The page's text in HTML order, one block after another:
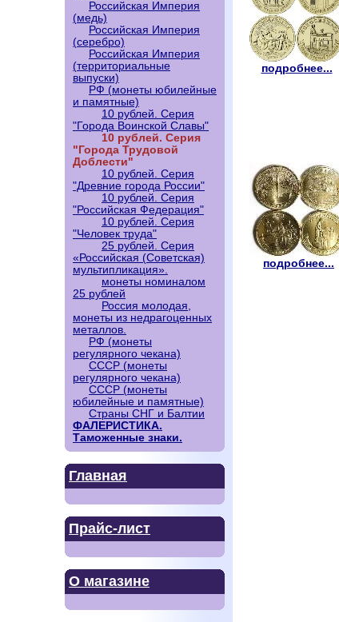
Российская Империя
(медь)
Российская Империя
(серебро)
Российская Империя
(территориальные
выпуски)
РФ (монеты юбилейные
и памятные)
10 рублей. Серия
"Города Воинской Славы"
10 рублей. Серия
"Города Трудовой
Доблести"
10 рублей. Серия
"Древние города России"
10 рублей. Серия
"Российская Федерация"
10 рублей. Серия
"Человек труда"
25 рублей. Серия
«Российская (Советская)
мультипликация».
монеты номиналом
25 рублей
Россия молодая,
монеты из недрагоценных
металлов.
РФ (монеты
регулярного чекана)
СССР (монеты
регулярного чекана)
СССР (монеты
юбилейные и памятные)
Страны СНГ и Балтии
ФАЛЕРИСТИКА.
Таможенные знаки.
Главная
Прайс-лист
О магазине
подробнее...
подробнее...